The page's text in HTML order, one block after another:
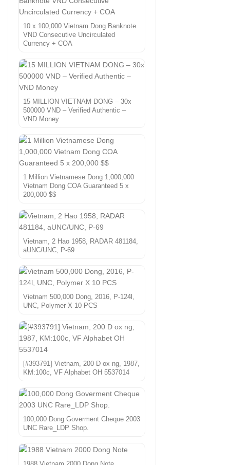
10 x 100,000 Vietnam Dong Banknote
VND Consecutive Uncirculated
Currency + COA
15 MILLION VIETNAM DONG – 30x
500000 VND – Verified Authentic –
VND Money
1 Million Vietnamese Dong 1,000,000
Vietnam Dong COA Guaranteed 5 x
200,000 $$
Vietnam, 2 Hao 1958, RADAR 481184,
aUNC/UNC, P-69
Vietnam 500,000 Dong, 2016, P-124l,
UNC, Polymer X 10 PCS
[#393791] Vietnam, 200 D ox ng, 1987,
KM:100c, VF Alphabet OH 5537014
100,000 Dong Goverment Cheque 2003
UNC Rare_LDP Shop.